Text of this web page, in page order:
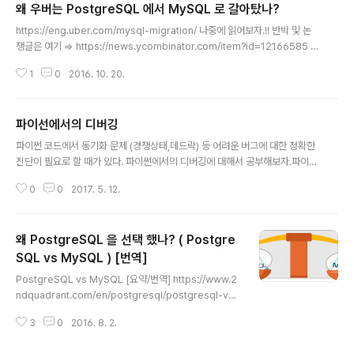
왜 우버는 PostgreSQL 에서 MySQL 로 갈아탔나?
https://eng.uber.com/mysql-migration/ 나중에 읽어보자.!! 반박 및 논
쟁글은 여기 => https://news.ycombinator.com/item?id=12166585 C
we ran into significant problems scaling Postgres with our growt
our Schemaless layer) or, i..
1 0 2016. 10. 20.
파이선에서의 디버깅
파이썬 코드에서 동기화 문제 (경쟁상태,데드락) 등 어려운 버그에 대한 정확한
진단이 필요로 할 때가 있다. 파이썬에서의 디버깅에 대해서 공부해보자.파이썬
법들데드락 로깅모듈
0 0 2017. 5. 12.
왜 PostgreSQL 을 선택 했나? ( Postgre
SQL vs MySQL ) [번역]
PostgreSQL vs MySQL [요약/번역] https://www.2
ndquadrant.com/en/postgresql/postgresql-vs-
갈아탔습니다. -> 참고 )https://mysqlko.wordpress.
3 0 2016. 8. 2.